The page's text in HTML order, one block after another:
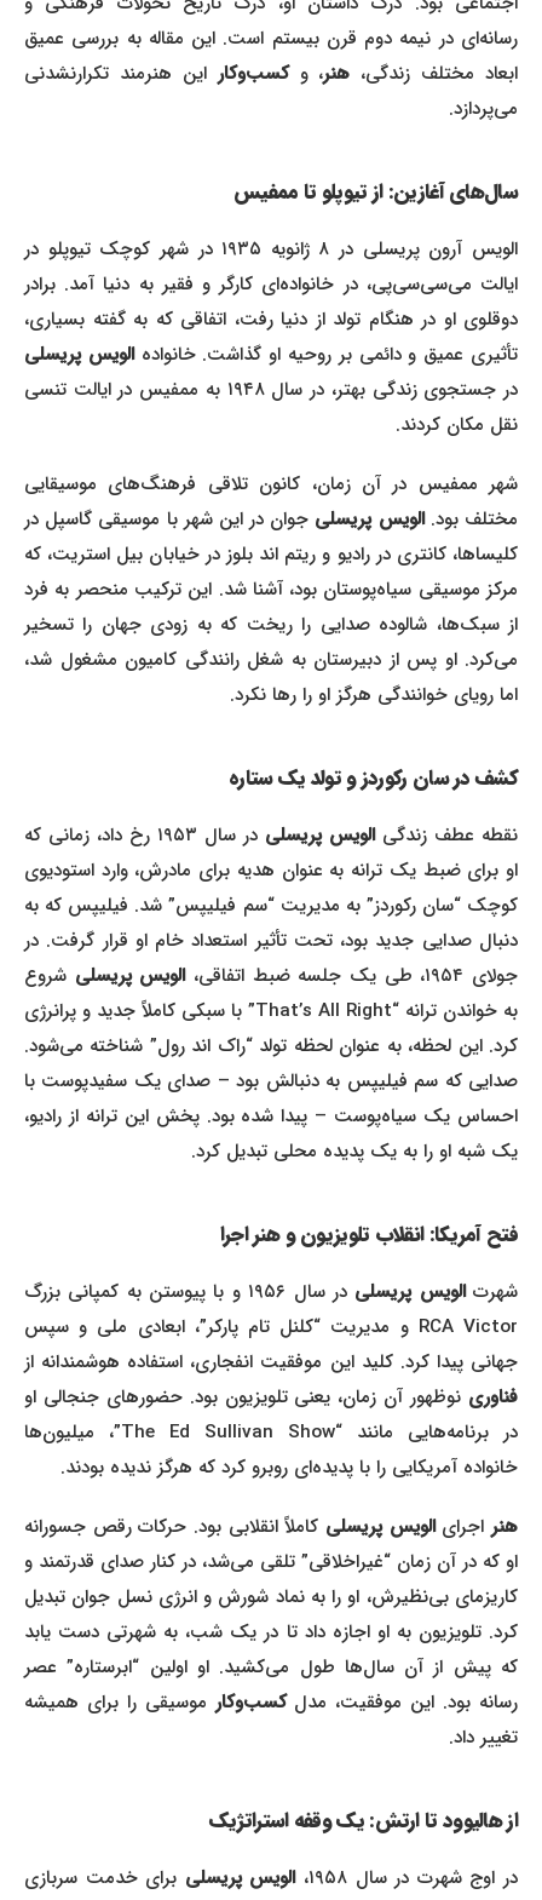
رسانه‌ای در نیمه دوم قرن بیستم است. این مقاله به بررسی عمیق
ابعاد مختلف زندگی، هنر، وکسب‌وکاراین هنرمند تکرارنشدنی
می‌پردازد.
سال‌های آغازین: از تیوپلو تا ممفیس
الویس آرون پریسلی در ۸ ژانویه ۱۹۳۵ در شهر کوچک تیوپلو در
ایالت می‌سی‌سی‌پی، در خانواده‌ای کارگر و فقیر به دنیا آمد. برادر
دوقلوی او در هنگام تولد از دنیا رفت، اتفاقی که به گفته بسیاری،
تأثیری عمیق و دائمی بر روحیه او گذاشت. خانوادهالویس پریسلی
در جستجوی زندگی بهتر، در سال ۱۹۴۸ به ممفیس در ایالت تنسی
نقل مکان کردند.
شهر ممفیس در آن زمان، کانون تلاقی فرهنگ‌های موسیقایی
مختلف بود.الویس پریسلی جوان در این شهر با موسیقی گاسپل در
کلیساها، کانتری در رادیو و ریتم اند بلوز در خیابان بیل استریت، که
مرکز موسیقی سیاه‌پوستان بود، آشنا شد. این ترکیب منحصر به فرد
از سبک‌ها، شالوده صدایی را ریخت که به زودی جهان را تسخیر
می‌کرد. او پس از دبیرستان به شغل رانندگی کامیون مشغول شد،
اما رویای خوانندگی هرگز او را رها نکرد.
کشف در سان رکوردز و تولد یک ستاره
نقطه عطف زندگیالویس پریسلی
در سال ۱۹۵۳ رخ داد، زمانی که
او برای ضبط یک ترانه به عنوان هدیه برای مادرش، وارد استودیوی
کوچک “سان رکوردز” به مدیریت “سم فیلیپس” شد. فیلیپس که به
دنبال صدایی جدید بود، تحت تأثیر استعداد خام او قرار گرفت. در
جولای ۱۹۵۴، طی یک جلسه ضبط اتفاقی،
الویس پریسلی شروع
به خواندن ترانه “That’s All Right” با سبکی کاملاً جدید و پرانرژی
کرد. این لحظه، به عنوان لحظه تولد “راک اند رول” شناخته می‌شود.
صدایی که سم فیلیپس به دنبالش بود – صدای یک سفیدپوست با
احساس یک سیاه‌پوست – پیدا شده بود. پخش این ترانه از رادیو،
یک شبه او را به یک پدیده محلی تبدیل کرد.
فتح آمریکا: انقلاب تلویزیون و هنر اجرا
شهرتالویس پریسلی
در سال ۱۹۵۶ و با پیوستن به کمپانی بزرگ
RCA Victor و مدیریت “کلنل تام پارکر”، ابعادی ملی و سپس
جهانی پیدا کرد. کلید این موفقیت انفجاری، استفاده هوشمندانه از
فناوری نوظهور آن زمان، یعنی تلویزیون بود. حضورهای جنجالی او
در برنامه‌هایی مانند “The Ed Sullivan Show”، میلیون‌ها
خانواده آمریکایی را با پدیده‌ای روبرو کرد که هرگز ندیده بودند.
هنراجرایالویس پریسلی کاملاً انقلابی بود. حرکات رقص جسورانه
او که در آن زمان “غیراخلاقی” تلقی می‌شد، در کنار صدای قدرتمند و
کاریزمای بی‌نظیرش، او را به نماد شورش و انرژی نسل جوان تبدیل
کرد. تلویزیون به او اجازه داد تا در یک شب، به شهرتی دست یابد
که پیش از آن سال‌ها طول می‌کشید. او اولین “ابرستاره” عصر
رسانه بود. این موفقیت، مدلکسب‌وکارموسیقی را برای همیشه
تغییر داد.
از هالیوود تا ارتش: یک وقفه استراتژیک
در اوج شهرت در سال ۱۹۵۸، الویس پریسلی برای خدمت سربازی